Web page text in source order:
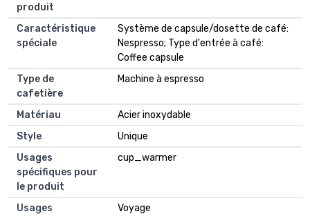
produit
Caractéristique
spéciale
Système de capsule/dosette de café:
Nespresso; Type d'entrée à café:
Coffee capsule
Type de
cafetière
Machine à espresso
Matériau
Acier inoxydable
Style
Unique
Usages
spécifiques pour
le produit
cup_warmer
Usages
Voyage